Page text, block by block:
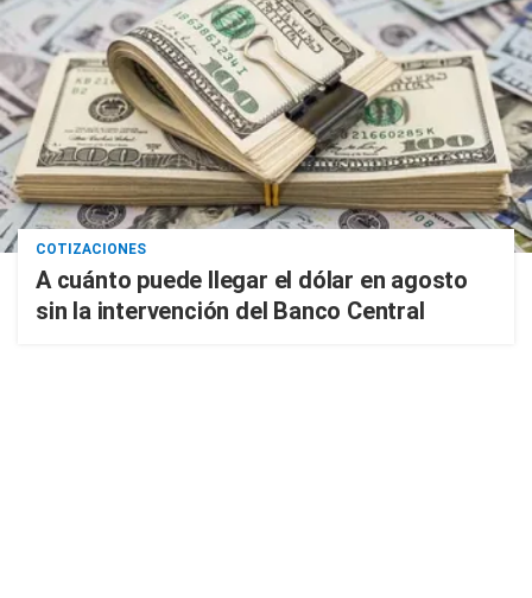
COTIZACIONES
A cuánto puede llegar el dólar en agosto
sin la intervención del Banco Central